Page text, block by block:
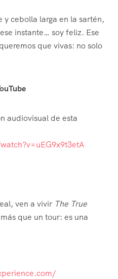
cebolla larga en la sartén,
instante… soy feliz. Ese
que vivas: no solo
audiovisual de esta
ven a vivir The True
más que un tour: es una